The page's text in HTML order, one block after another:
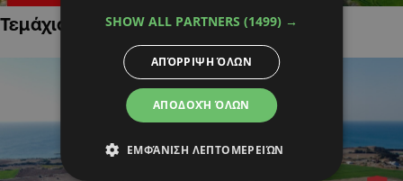
Τεμάχια Γης σε Οικιστικές Περιοχές
SHOW ALL PARTNERS (1499) →
ΑΠΟΔΟΧΉ ΌΛΩΝ
ΑΠΌΡΡΙΨΗ ΌΛΩΝ
ΕΜΦΆΝΙΣΗ ΛΕΠΤΟΜΕΡΕΙΏΝ